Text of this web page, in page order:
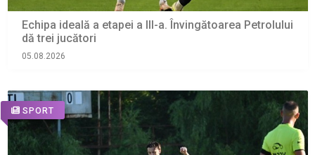
Echipa ideală a etapei a III-a. Învingătoarea Petrolului
dă trei jucători
05.08.2026
SPORT